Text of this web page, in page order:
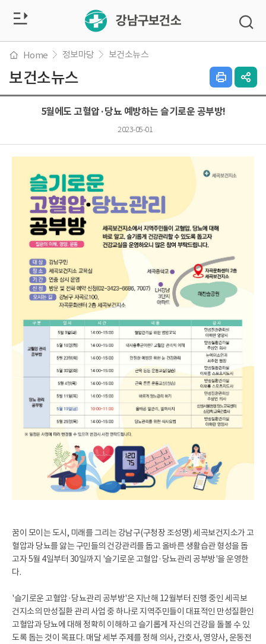
체
메
뉴
열
기
검
색
창
기
Home 정보마당 보건소뉴스
보건소뉴스
인
쇄
하
공
유
5월에도 고혈압·당뇨 예방하는 슬기로운 공부방!
2023-05-01
꿈이 모이는 도시, 미래를 그리는 강남구(구청장 조성명) 세곡보건지소가 고
혈압과 당뇨를 앓는 구민들의 건강관리를 돕고 올바른 생활습관 형성을 돕
고자 5월 4일부터 30일까지 '슬기로운 고혈압·당뇨관리 공부방'을 운영한
다.
'슬기로운 고혈압·당뇨관리 공부방'은 지난해 12월부터 진행 중인 세곡보
건지소의 만성질환 관리 사업 중 하나로 지역주민들이 대표적인 만성질환인
고혈압과 당뇨에 대해 정확히 이해하고 슬기롭게 자신의 건강을 돌볼 수 있
도록 돕는 것이 목표다. 매달 세부 주제를 정해 의사, 간호사, 영양사, 운동전